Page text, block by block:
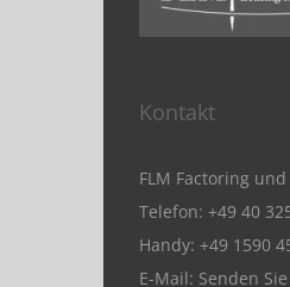
Kontakt
FLM Factoring
Telefon: +49 40
Handy: +49 1590
E-Mail: Senden